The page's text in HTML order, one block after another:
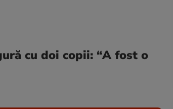
cu doi copii: “A fost o